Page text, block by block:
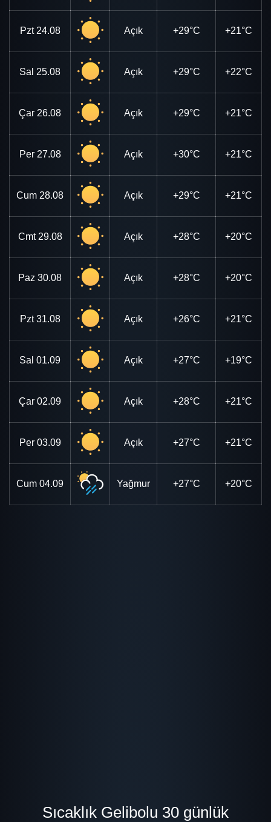
Pzt 24.08 Açık +29°C +21°C
Sal 25.08 Açık +29°C +22°C
Çar 26.08 Açık +29°C +21°C
Per 27.08 Açık +30°C +21°C
Cum 28.08 Açık +29°C +21°C
Cmt 29.08 Açık +28°C +20°C
Paz 30.08 Açık +28°C +20°C
Pzt 31.08 Açık +26°C +21°C
Sal 01.09 Açık +27°C +19°C
Çar 02.09 Açık +28°C +21°C
Per 03.09 Açık +27°C +21°C
Cum 04.09 Yağmur +27°C +20°C
Sıcaklık Gelibolu 30 günlük